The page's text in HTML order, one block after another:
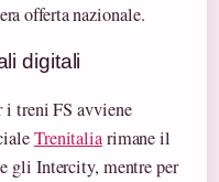
offerta nazionale.
digitali
treni FS avviene
Trenitaliarimane il
gli Intercity, mentre per